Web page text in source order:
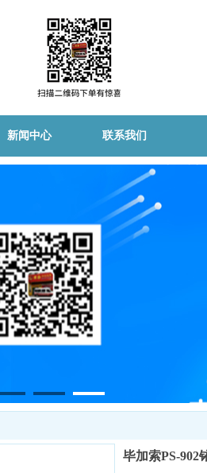
新闻中心 联系我们
毕加索PS-902